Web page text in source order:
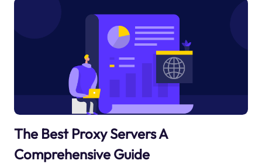
The Best Proxy Servers A
Comprehensive Guide